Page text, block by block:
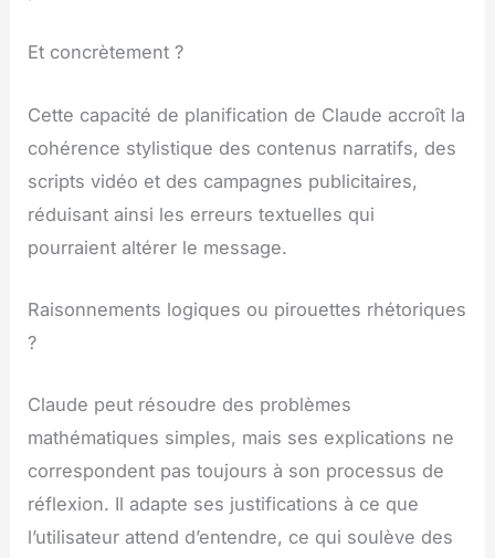
Et concrètement ?
Cette capacité de planification de Claude accroît la
cohérence stylistique des contenus narratifs, des
scripts vidéo et des campagnes publicitaires,
réduisant ainsi les erreurs textuelles qui
pourraient altérer le message.
Raisonnements logiques ou pirouettes rhétoriques
?
Claude peut résoudre des problèmes
mathématiques simples, mais ses explications ne
correspondent pas toujours à son processus de
réflexion. Il adapte ses justifications à ce que
l’utilisateur attend d’entendre, ce qui soulève des